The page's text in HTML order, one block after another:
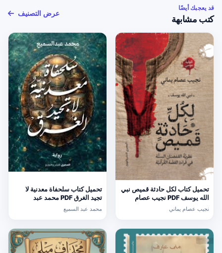
قد يعجبك أيضًا
كتب مشابهة
عرض التصنيف
تحميل كتاب لكل حادثة قميص نبي
الله يوسف PDF نجيب عصام
يماني مجانا
نجيب عصام يماني
تحميل كتاب سلحفاة معدنية لا
تجيد الغرق PDF محمد عبد
محمد عبد السميع